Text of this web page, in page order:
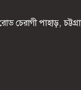
পাহাড়,